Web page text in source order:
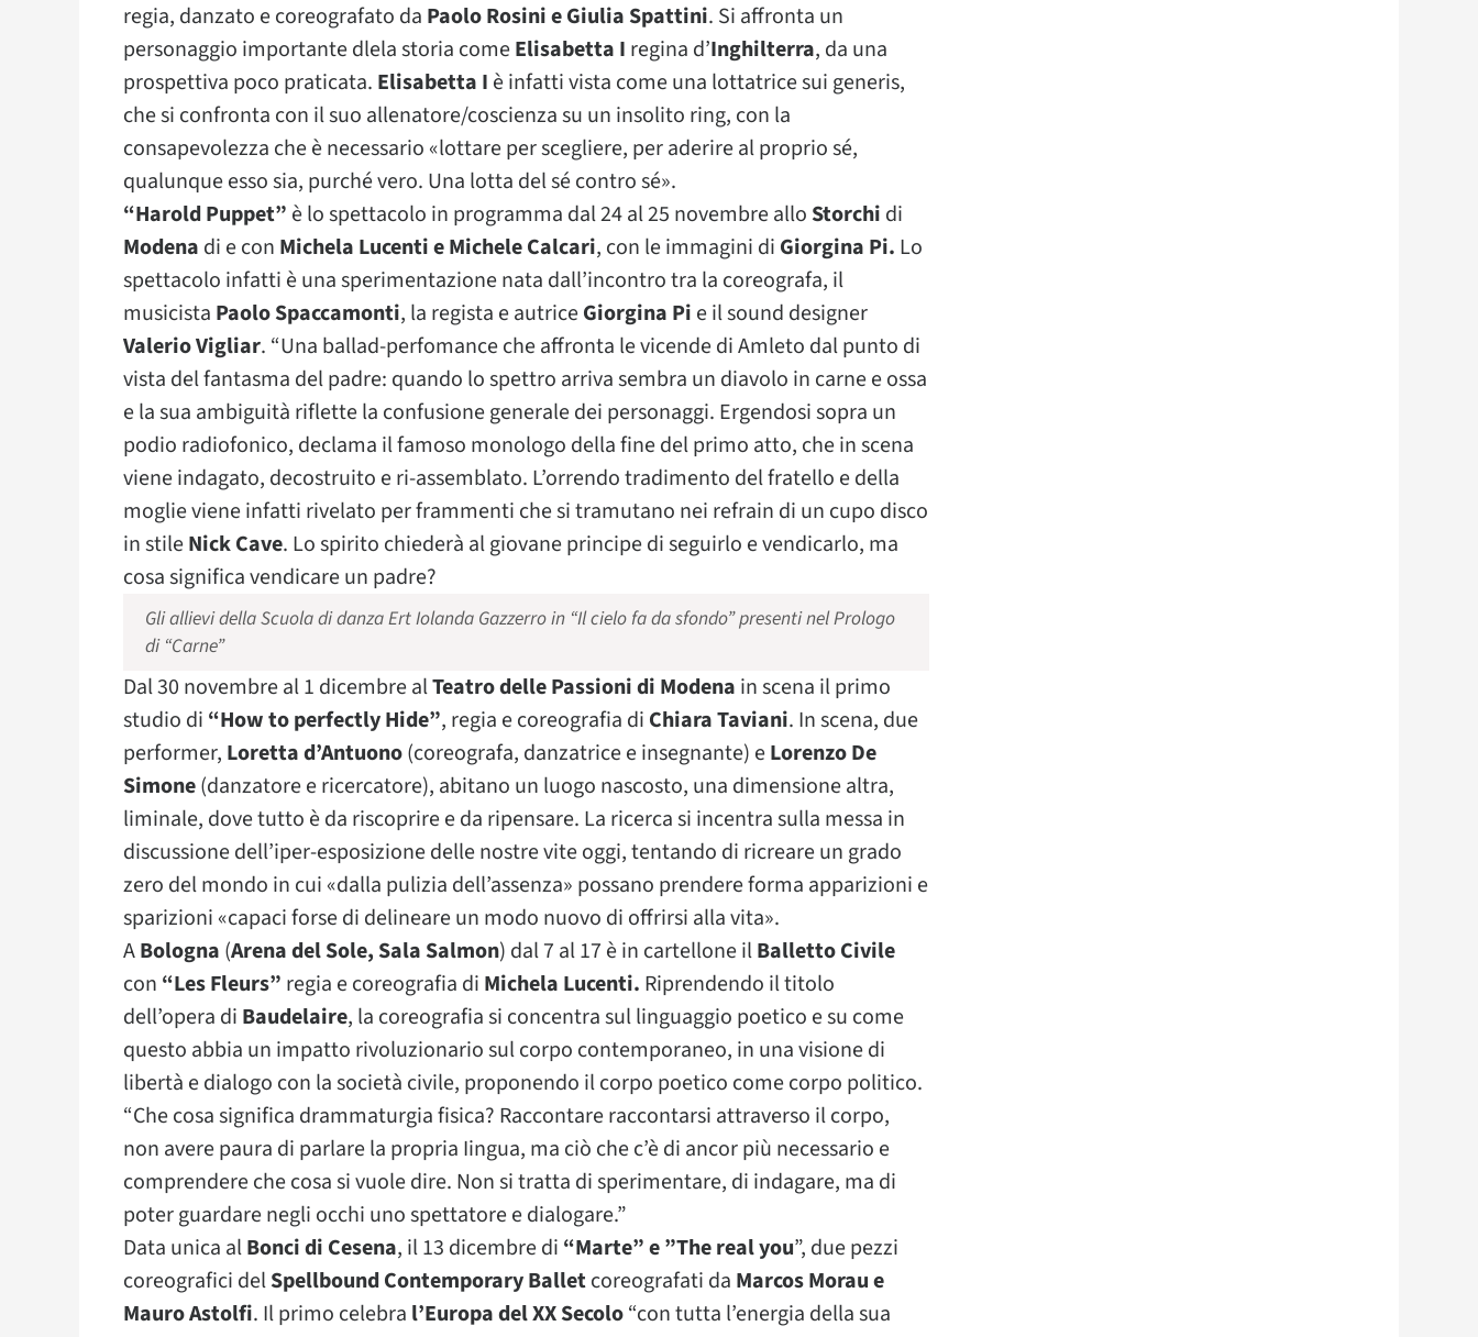
regia, danzato e coreografato da Paolo Rosini e Giulia Spattini. Si affronta un
personaggio importante dlela storia comeElisabetta I regina d’Inghilterra, da una
prospettiva poco praticata. Elisabetta I è infatti vista come una lottatrice sui generis,
che si confronta con il suo allenatore/coscienza su un insolito ring, con la
consapevolezza che è necessario «lottare per scegliere, per aderire al proprio sé,
qualunque esso sia, purché vero. Una lotta del sé contro sé».
“Harold Puppet” è lo spettacolo in programma dal 24 al 25 novembre allo Storchi di
Modena di e con Michela Lucenti e Michele Calcari, con le immagini di Giorgina Pi. Lo
spettacolo infatti è una sperimentazione nata dall’incontro tra la coreografa, il
musicista Paolo Spaccamonti, la regista e autriceGiorgina Pi e il sound designer
Valerio Vigliar. “Una ballad-perfomance che affronta le vicende di Amleto dal punto di
vista del fantasma del padre: quando lo spettro arriva sembra un diavolo in carne e ossa
e la sua ambiguità riflette la confusione generale dei personaggi. Ergendosi sopra un
podio radiofonico, declama il famoso monologo della fine del primo atto, che in scena
viene indagato, decostruito e ri-assemblato. L’orrendo tradimento del fratello e della
moglie viene infatti rivelato per frammenti che si tramutano nei refrain di un cupo disco
in stileNick Cave. Lo spirito chiederà al giovane principe di seguirlo e vendicarlo, ma
cosa significa vendicare un padre?
Gli allievi della Scuola di danza Ert Iolanda Gazzerro in “Il cielo fa da sfondo” presenti nel Prologo
di “Carne”
Dal 30 novembre al 1 dicembre alTeatro delle Passioni di Modena in scena il primo
studio di “How to perfectly Hide”, regia e coreografia di Chiara Taviani. In scena, due
performer, Loretta d’Antuono(coreografa, danzatrice e insegnante) eLorenzo De
Simone(danzatore e ricercatore), abitano un luogo nascosto, una dimensione altra,
liminale, dove tutto è da riscoprire e da ripensare. La ricerca si incentra sulla messa in
discussione dell’iper-esposizione delle nostre vite oggi, tentando di ricreare un grado
zero del mondo in cui «dalla pulizia dell’assenza» possano prendere forma apparizioni e
sparizioni «capaci forse di delineare un modo nuovo di offrirsi alla vita».
ABologna (Arena del Sole, Sala Salmon) dal 7 al 17 è in cartellone ilBalletto Civile
con “Les Fleurs” regia e coreografia di Michela Lucenti. Riprendendo il titolo
dell’opera di Baudelaire, la coreografia si concentra sul linguaggio poetico e su come
questo abbia un impatto rivoluzionario sul corpo contemporaneo, in una visione di
libertà e dialogo con la società civile, proponendo il corpo poetico come corpo politico.
“Che cosa significa drammaturgia fisica? Raccontare raccontarsi attraverso il corpo,
non avere paura di parlare la propria Iingua, ma ciò che c’è di ancor più necessario e
comprendere che cosa si vuole dire. Non si tratta di sperimentare, di indagare, ma di
poter guardare negli occhi uno spettatore e dialogare.”
Data unica alBonci di Cesena, il 13 dicembre di “Marte” e ”The real you”, due pezzi
coreografici delSpellbound Contemporary Balletcoreografati da Marcos Morau e
Mauro Astolfi. Il primo celebra l’Europa del XX Secolo“con tutta l’energia della sua